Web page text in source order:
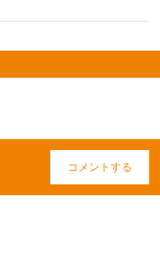
コメントする